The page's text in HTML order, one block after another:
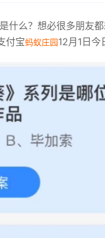
是什么？想必很多朋友
付宝蚂蚁庄园12月1日今